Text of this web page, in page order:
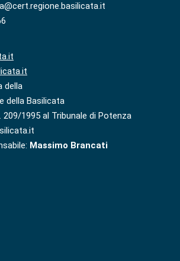
della
della Basilicata
209/1995 al Tribunale di Potenza
Massimo Brancati